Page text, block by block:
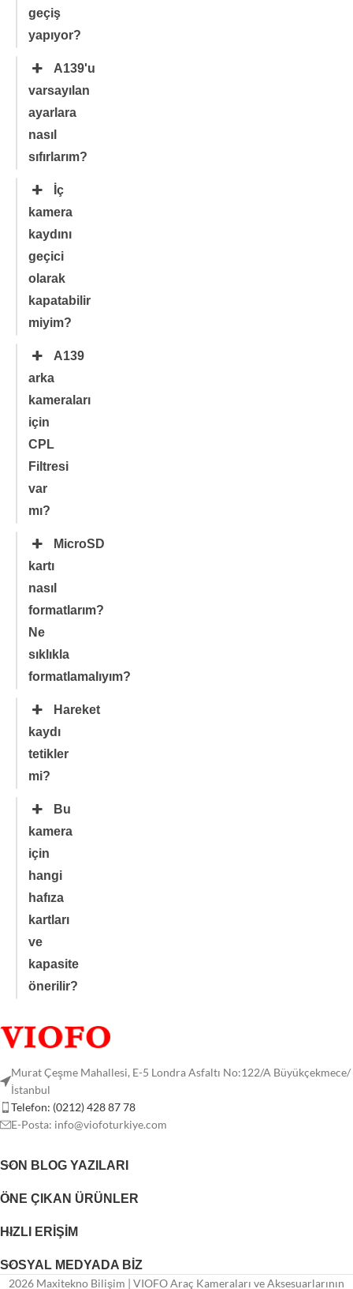
geçiş
yapıyor?
A139'u
varsayılan
ayarlara
nasıl
sıfırlarım?
İç
kamera
kaydını
geçici
olarak
kapatabilir
miyim?
A139
arka
kameraları
için
CPL
Filtresi
var
mı?
MicroSD
kartı
nasıl
formatlarım?
Ne
sıklıkla
formatlamalıyım?
Hareket
kaydı
tetikler
mi?
Bu
kamera
için
hangi
hafıza
kartları
ve
kapasite
önerilir?
Murat Çeşme Mahallesi, E-5 Londra Asfaltı No:122/A Büyükçekmece/
İstanbul
Telefon: (0212) 428 87 78
E-Posta: info@viofoturkiye.com
SON BLOG YAZILARI
ÖNE ÇIKAN ÜRÜNLER
HIZLI ERIŞIM
SOSYAL MEDYADA BIZ
2026 Maxitekno Bilişim | VIOFO Araç Kameraları ve Aksesuarlarının